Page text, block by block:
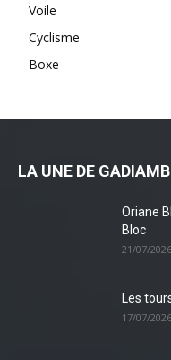
Voile
Cyclisme
Boxe
LA UNE DE
Oriane
Bloc
21/07/2026
Les
17/07/2026